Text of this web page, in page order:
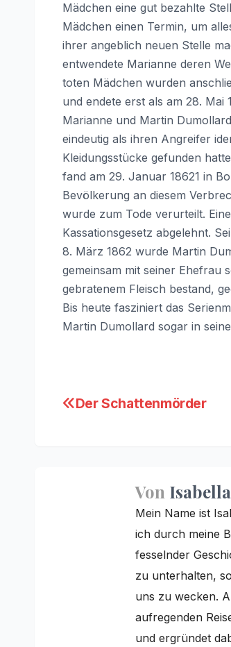
Mädchen eine gut bezahlte
Mädchen einen Termin, um
ihrer angeblich neuen Stelle
entwendete Marianne deren
toten Mädchen wurden
und endete erst als am 28. Mai
Marianne und Martin
eindeutig als ihren Angreifer
Kleidungsstücke gefunden
fand am 29. Januar 18621 in
Bevölkerung an diesem
wurde zum Tode verurteilt.
Kassationsgesetz abgelehnt.
8. März 1862 wurde Martin
gemeinsam mit seiner Ehefrau
gebratenem Fleisch bestand,
Bis heute fasziniert das
Martin Dumollard sogar in
Der Schattenmörder
Von
Mein Name ist
ich durch meine
fesselnder
zu unterhalten,
uns zu wecken.
aufregenden
und ergründet